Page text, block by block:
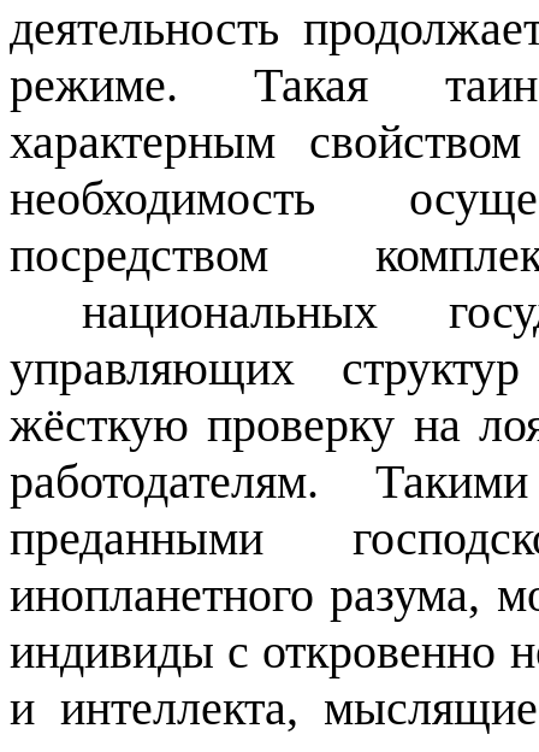
деятельность
режиме. Такая
характерным
необходимость
посредством
национальных
управляющих
жёсткую проверку на
работодателям.
преданными
инопланетного разума,
индивиды с откровенно
и интеллекта,